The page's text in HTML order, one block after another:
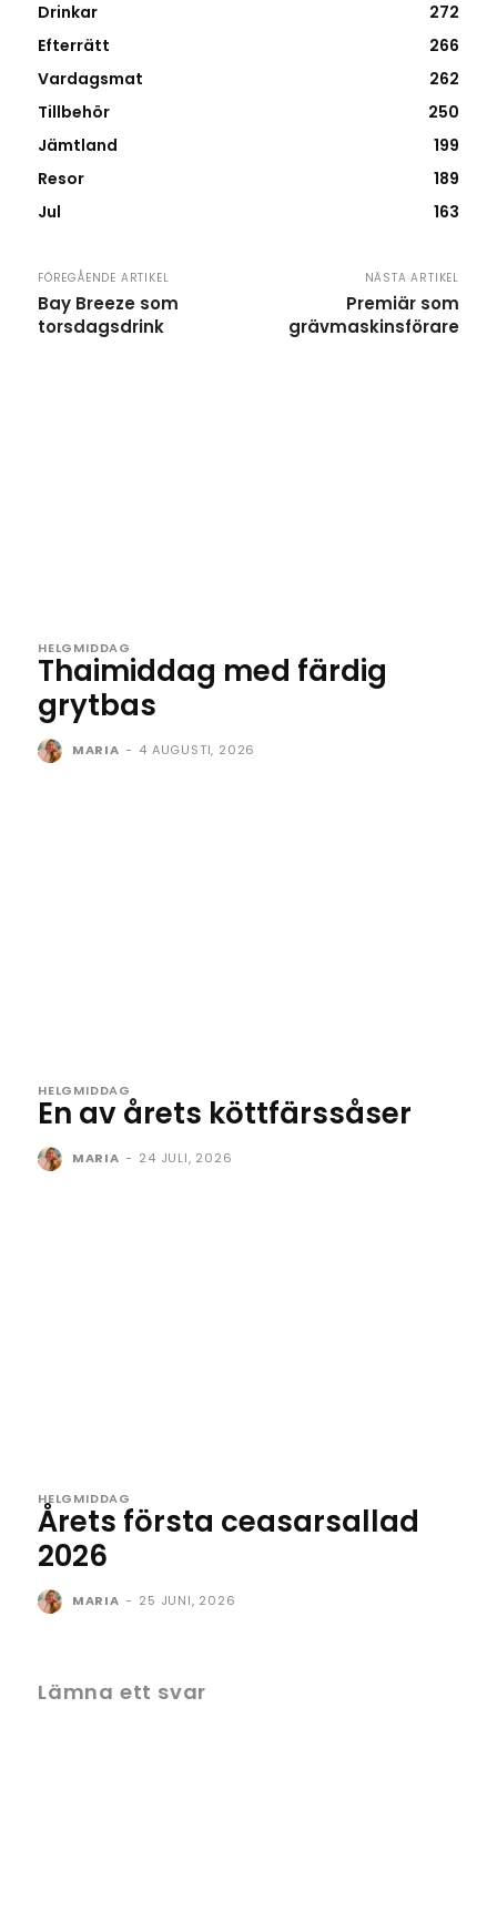
Drinkar
272
Efterrätt
266
Vardagsmat
262
Tillbehör
250
Jämtland
199
Resor
189
Jul
163
FÖREGÅENDE ARTIKEL
Bay Breeze som
torsdagsdrink
NÄSTA ARTIKEL
Premiär som
grävmaskinsförare
HELGMIDDAG
Thaimiddag med färdig
grytbas
MARIA - 4 AUGUSTI, 2026
HELGMIDDAG
En av årets köttfärssåser
MARIA - 24 JULI, 2026
HELGMIDDAG
Årets första ceasarsallad
2026
MARIA - 25 JUNI, 2026
Lämna ett svar